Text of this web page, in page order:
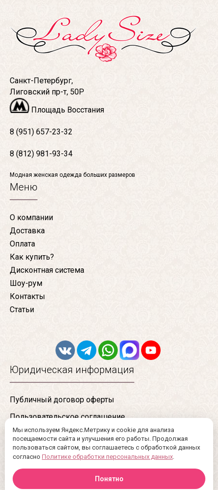
Санкт-Петербург,
Лиговский пр-т, 50Р
Площадь Восстания
8 (951) 657-23-32
8 (812) 981-93-34
Модная женская одежда больших размеров
Меню
О компании
Доставка
Оплата
Как купить?
Дисконтная система
Шоу-рум
Контакты
Статьи
Юридическая информация
Публичный договор оферты
Пользовательское соглашение
Конфиденциальность
Сертификаты
Мы используем Яндекс.Метрику и cookie для анализа
посещаемости сайта и улучшения его работы. Продолжая
пользоваться сайтом, вы соглашаетесь с обработкой данных
согласно Политике обработки персональных данных.
Понятно